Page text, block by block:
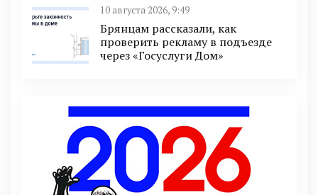
10 августа 2026, 9:49
Брянцам рассказали, как
проверить рекламу в подъезде
через «Госуслуги Дом»